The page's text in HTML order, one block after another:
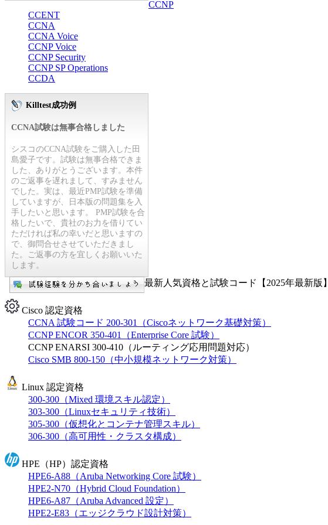
CCNP
CCENT
CCNA
CCNA Voice
CCNP Voice
CCNP Security
CCNP SP Operations
CCDA
Killtest成功例
CCNA試験は無事合格しました
シスコのCCNA試験をご購入した田
島愛子です。試験は無事合格できま
した、ありがとうございます。本件
のご返事を遅れまして、すみません
でした。実は、最近PMP試験を準備
していますが、日本版の問題集を入
手したいと思います。 PMP試験を合
格したいで、貴社のお力を借りてい
ただければ私の幸いだと思いますの
で、御問合せさせていただきまし
た。ご返事の方を宜しくお願いいた
します。
最新人気資格と試験コード【2025年最新版】
Cisco 認定資格
CCNA 試験コード 200-301（Ciscoネットワーク基礎対策）
CCNP ENCOR 350-401（Enterprise Core 試験）
CCNP ENARSI 300-410（ルーティング応用問題対応）
Cisco SMB 800-150（中小規模ネットワーク対策）
Linux 認定資格
300-300（Mixed 環境スキル認定）
303-300（Linuxセキュリティ技術）
305-300（仮想化とコンテナ管理スキル）
306-300（高可用性・クラスタ構成）
HPE（HP）認定資格
HPE6-A88（Aruba Networking Core 試験）
HPE2-N70（Hybrid Cloud Foundation）
HPE6-A87（Aruba Advanced 設定）
HPE2-E83（エッジクラウド設計対策）